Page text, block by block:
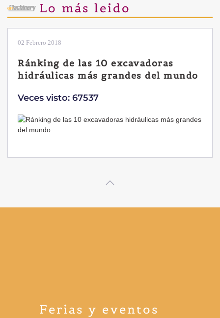
Lo más leido
02 Febrero 2018
Ránking de las 10 excavadoras
hidráulicas más grandes del mundo
Veces visto: 67537
Ferias y eventos